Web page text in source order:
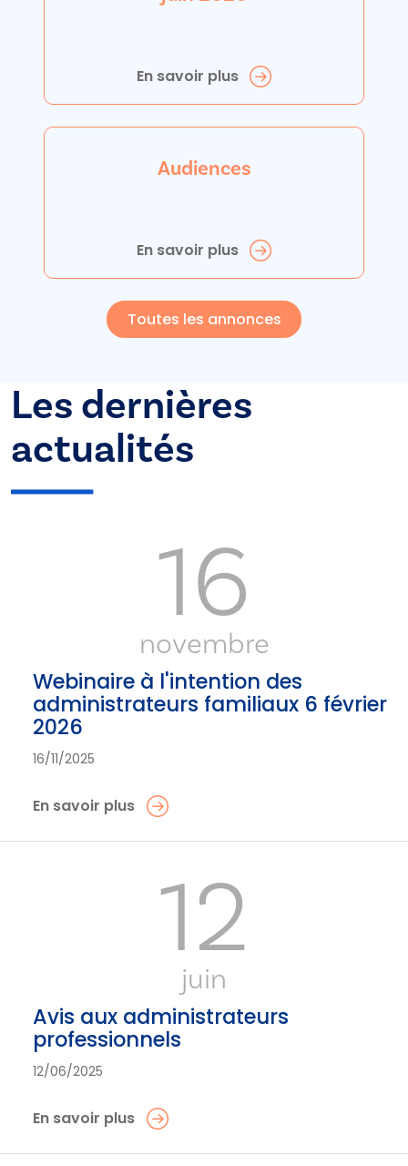
En savoir plus
Audiences
En savoir plus
Toutes les annonces
Les dernières
actualités
16
novembre
Webinaire à l'intention des
administrateurs familiaux 6 février
2026
16/11/2025
En savoir plus
12
juin
Avis aux administrateurs
professionnels
12/06/2025
En savoir plus